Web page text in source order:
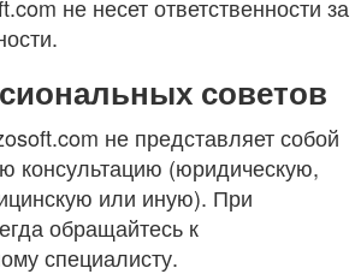
не несет ответственности за
советов
не представляет собой
консультацию (юридическую,
или иную). При
обращайтесь к
специалисту.